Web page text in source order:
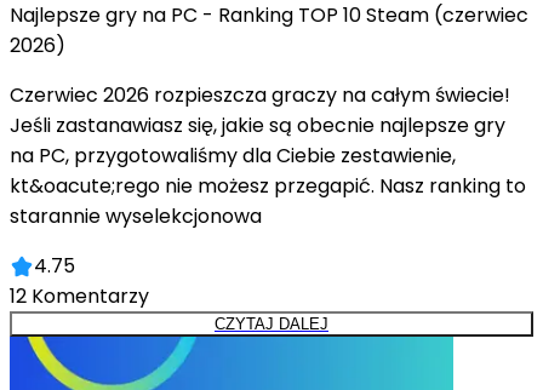
Najlepsze gry na PC - Ranking TOP 10 Steam (czerwiec
2026)
Czerwiec 2026 rozpieszcza graczy na całym świecie!
Jeśli zastanawiasz się, jakie są obecnie najlepsze gry
na PC, przygotowaliśmy dla Ciebie zestawienie,
kt&oacute;rego nie możesz przegapić. Nasz ranking to
starannie wyselekcjonowa
4.75
12 Komentarzy
CZYTAJ DALEJ